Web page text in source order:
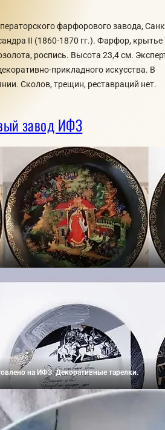
фарфорового завода,
II (1860-1870 гг.). Фарфор, крытье
роспись. Высота 23,4 см.
прикладного искусства. В
Сколов, трещин, реставраций нет.
завод ИФЗ
на ИФЗ. Декоративные тарелки.